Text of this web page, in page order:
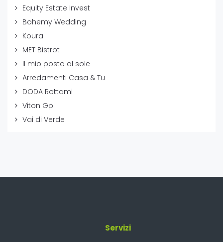
Equity Estate Invest
Bohemy Wedding
Koura
MET Bistrot
Il mio posto al sole
Arredamenti Casa & Tu
DODA Rottami
Viton Gpl
Vai di Verde
Servizi